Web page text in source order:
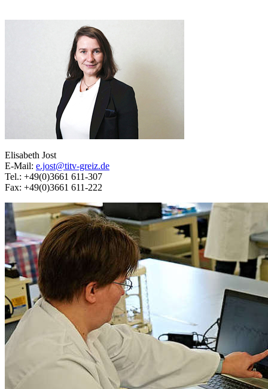
Elisabeth Jost
E-Mail: e.jost@titv-greiz.de
Tel.: +49(0)3661 611-307
Fax: +49(0)3661 611-222